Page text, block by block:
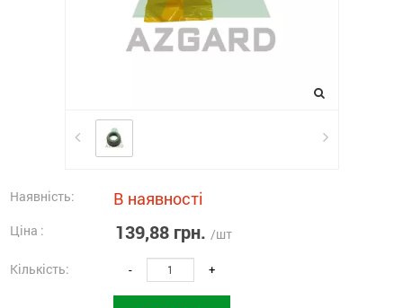
Наявність: В наявності
Ціна : 139,88 грн. /шт
Кількість: - +